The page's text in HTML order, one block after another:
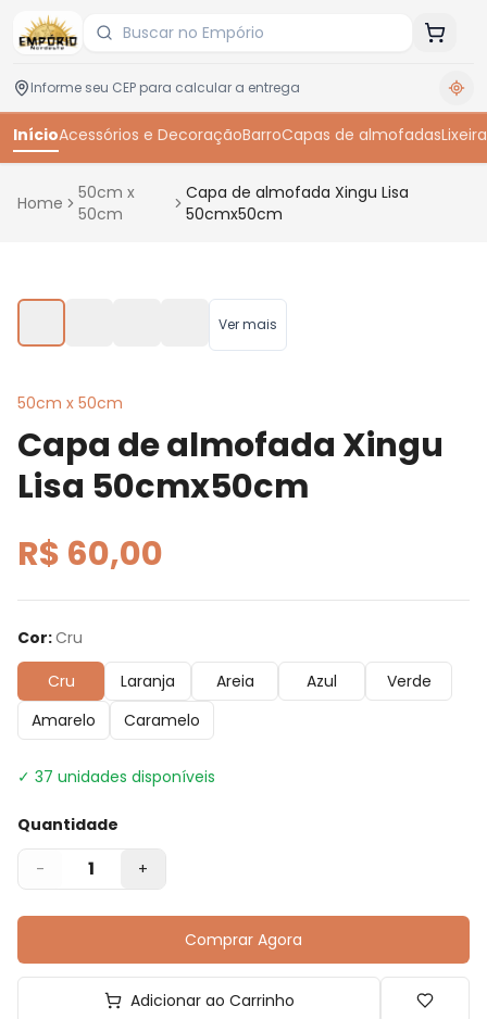
InícioAcessórios e DecoraçãoBarroCapas de almofadasLixeira
Home
50cm x
50cm
Capa de almofada Xingu Lisa
50cmx50cm
Ver mais
50cm x 50cm
Capa de almofada Xingu
Lisa 50cmx50cm
R$ 60,00
Cor:Cru
Cru
Laranja Areia Azul
Verde
Amarelo
Caramelo
✓ 37 unidades disponíveis
Quantidade
- 1 +
Comprar Agora
Adicionar ao Carrinho